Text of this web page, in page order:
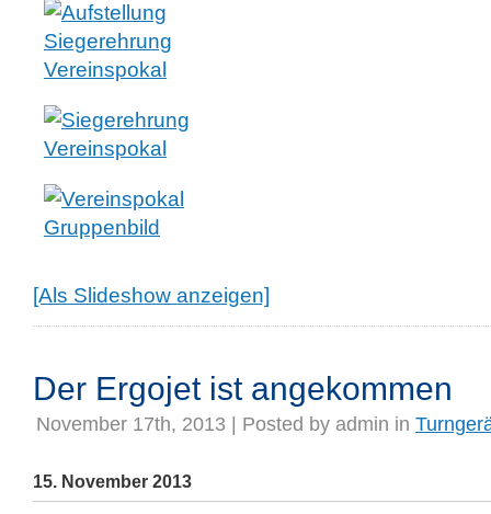
[Als Slideshow anzeigen]
Der Ergojet ist angekommen
November 17th, 2013 | Posted by admin in
15. November 2013